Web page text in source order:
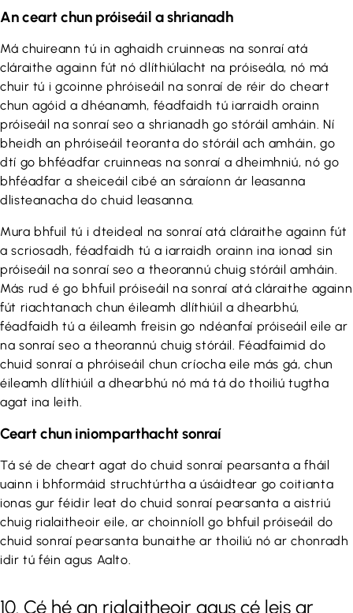
An ceart chun próiseáil a shrianadh
Má chuireann tú in aghaidh cruinneas na sonraí atá
cláraithe againn fút nó dlíthiúlacht na próiseála, nó má
chuir tú i gcoinne phróiseáil na sonraí de réir do cheart
chun agóid a dhéanamh, féadfaidh tú iarraidh orainn
próiseáil na sonraí seo a shrianadh go stóráil amháin. Ní
bheidh an phróiseáil teoranta do stóráil ach amháin, go
dtí go bhféadfar cruinneas na sonraí a dheimhniú, nó go
bhféadfar a sheiceáil cibé an sáraíonn ár leasanna
dlisteanacha do chuid leasanna.
Mura bhfuil tú i dteideal na sonraí atá cláraithe againn fút
a scriosadh, féadfaidh tú a iarraidh orainn ina ionad sin
próiseáil na sonraí seo a theorannú chuig stóráil amháin.
Más rud é go bhfuil próiseáil na sonraí atá cláraithe againn
fút riachtanach chun éileamh dlíthiúil a dhearbhú,
féadfaidh tú a éileamh freisin go ndéanfaí próiseáil eile ar
na sonraí seo a theorannú chuig stóráil. Féadfaimid do
chuid sonraí a phróiseáil chun críocha eile más gá, chun
éileamh dlíthiúil a dhearbhú nó má tá do thoiliú tugtha
agat ina leith.
Ceart chun iniomparthacht sonraí
Tá sé de cheart agat do chuid sonraí pearsanta a fháil
uainn i bhformáid struchtúrtha a úsáidtear go coitianta
ionas gur féidir leat do chuid sonraí pearsanta a aistriú
chuig rialaitheoir eile, ar choinníoll go bhfuil próiseáil do
chuid sonraí pearsanta bunaithe ar thoiliú nó ar chonradh
idir tú féin agus Aalto.
10. Cé hé an rialaitheoir agus cé leis ar